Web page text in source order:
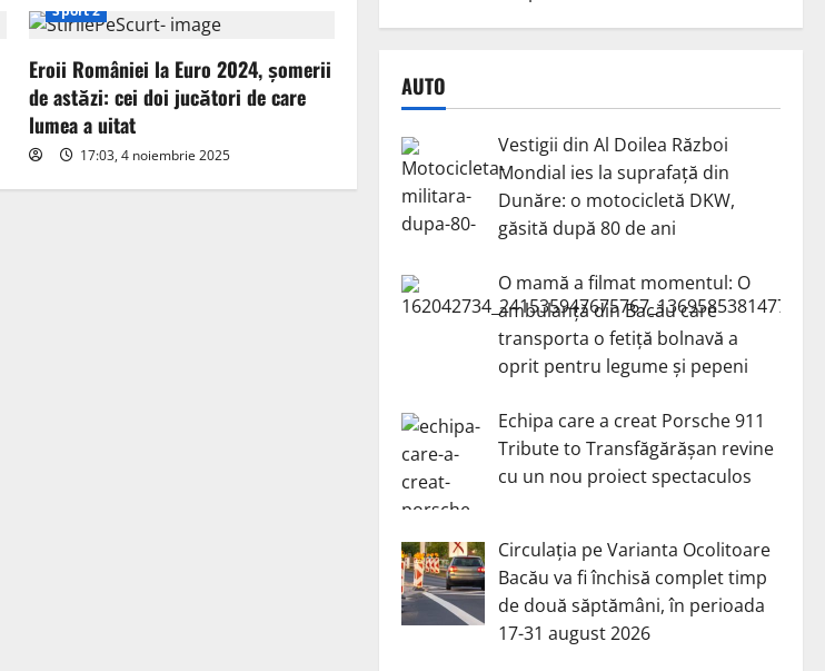
Sport 2
Eroii României la Euro 2024, șomerii
de astăzi: cei doi jucători de care
lumea a uitat
17:03, 4 noiembrie 2025
AUTO
Vestigii din Al Doilea Război
Mondial ies la suprafață din
Dunăre: o motocicletă DKW,
găsită după 80 de ani
O mamă a filmat momentul: O
ambulanță din Bacău care
transporta o fetiță bolnavă a
oprit pentru legume și pepeni
Echipa care a creat Porsche 911
Tribute to Transfăgărășan revine
cu un nou proiect spectaculos
Circulația pe Varianta Ocolitoare
Bacău va fi închisă complet timp
de două săptămâni, în perioada
17-31 august 2026